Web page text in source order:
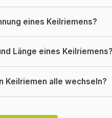
eines Keilriemens?
Länge eines Keilriemens?
Keilriemen alle wechseln?